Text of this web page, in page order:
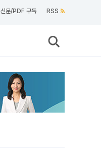
신문/PDF 구독 RSS